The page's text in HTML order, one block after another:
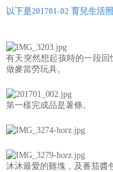
以下是201701-02 育兒生活
有天突然想起孩時的一段
做麥當勞玩具。
第一樣完成品是薯條。
沐沐最愛的雞塊，及番茄醬